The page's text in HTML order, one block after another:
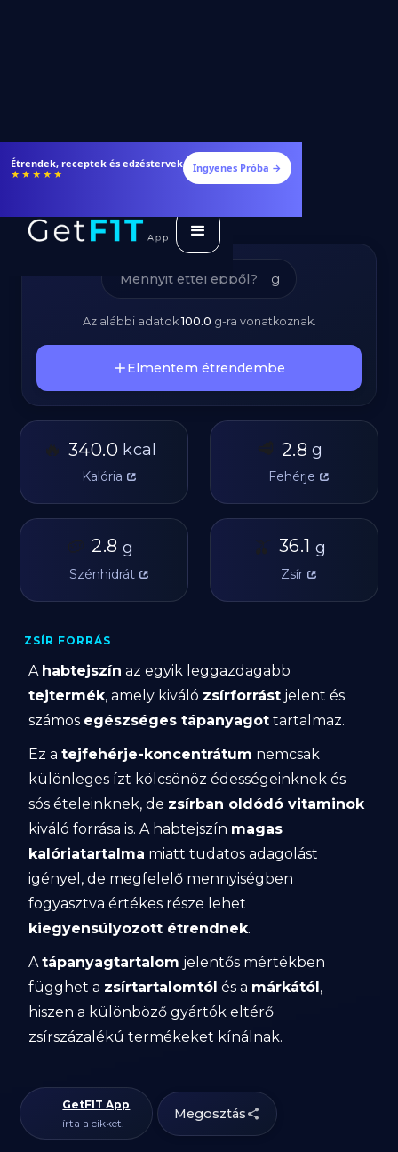
Fogyj és izmosodj hatékonyabban
★★★★★ Ingyenes Próba →
Habtejszín -
Tápanyagok
g
Az alábbi adatok100.0 g-ra vonatkoznak.
Elmentem étrendembe
🔥 340.0 kcal
Kalória
🥩 2.8 g
Fehérje
🥔 2.8 g
Szénhidrát
🫒 36.1 g
Zsír
ZSÍR FORRÁS
A habtejszín az egyik leggazdagabb
tejtermék, amely kiváló zsírforrást jelent és
számos egészséges tápanyagot tartalmaz.
Ez atejfehérje-koncentrátum nemcsak
különleges ízt kölcsönöz édességeinknek és
sós ételeinknek, de zsírban oldódó vitaminok
kiváló forrása is. A habtejszín magas
kalóriatartalma miatt tudatos adagolást
igényel, de megfelelő mennyiségben
fogyasztva értékes része lehet
kiegyensúlyozott étrendnek.
Atápanyagtartalom jelentős mértékben
függhet a zsírtartalomtól és a márkától,
hiszen a különböző gyártók eltérő
zsírszázalékú termékeket kínálnak.
GetFIT App
írta a cikket.
Megosztás